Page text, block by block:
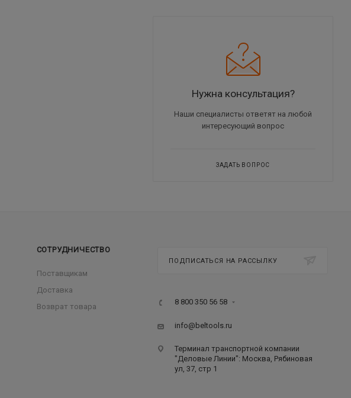
Нужна консультация?
Наши специалисты ответят на любой
интересующий вопрос
ЗАДАТЬ ВОПРОС
СОТРУДНИЧЕСТВО
Поставщикам
Доставка
Возврат товара
ПОДПИСАТЬСЯ НА РАССЫЛКУ
8 800 350 56 58
info@beltools.ru
Терминал транспортной компании
"Деловые Линии": Москва, Рябиновая
ул, 37, стр 1